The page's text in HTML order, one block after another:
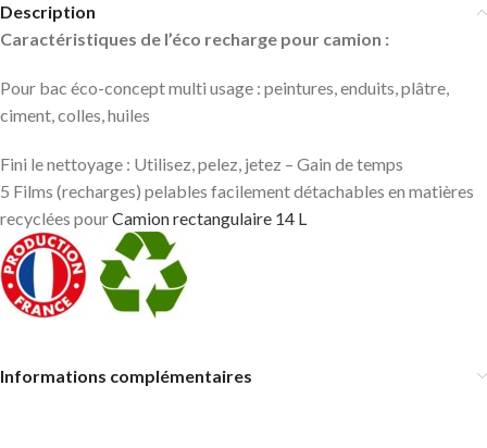
Description
Caractéristiques de l’éco recharge pour camion :
Pour bac éco-concept multi usage : peintures, enduits, plâtre,
ciment, colles, huiles
Fini le nettoyage : Utilisez, pelez, jetez – Gain de temps
5 Films (recharges) pelables facilement détachables en matières
recyclées pourCamion rectangulaire 14 L
Informations complémentaires